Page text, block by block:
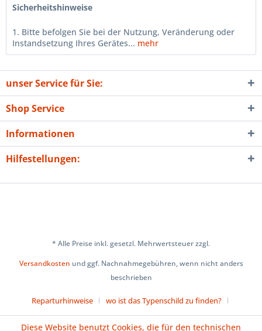
Sicherheitshinweise
1. Bitte befolgen Sie bei der Nutzung, Veränderung oder
Instandsetzung Ihres Gerätes... mehr
unser Service für Sie:
Shop Service
Informationen
Hilfestellungen:
* Alle Preise inkl. gesetzl. Mehrwertsteuer zzgl.
Versandkosten und ggf. Nachnahmegebühren, wenn nicht anders
beschrieben
Reparturhinweise
wo ist das Typenschild zu finden?
Diese Website benutzt Cookies, die für den technischen